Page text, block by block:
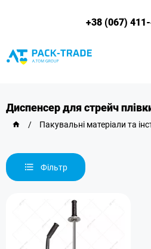
+38 (067)
Диспенсер для стрейч
/ Пакувальні матеріали та
Фільтр